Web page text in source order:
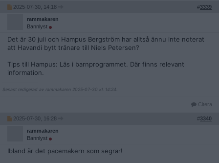
2025-07-30, 14:18 #3339
rammakaren
Bannlyst
Det är 30 juli och Hampus Bergström har alltså ännu inte noterat
att Havandi bytt tränare till Niels Petersen?
Tips till Hampus: Läs i barnprogrammet. Där finns relevant
information.
Senast redigerad av rammakaren 2025-07-30 kl. 14:24.
Citera
2025-07-30, 16:28 #3340
rammakaren
Bannlyst
Ibland är det pacemakern som segrar!